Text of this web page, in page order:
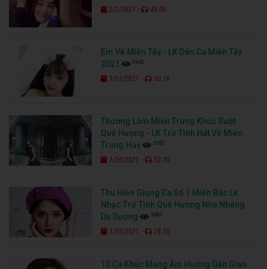
2/2/2021 - 43:00
Em Về Miền Tây - LK Dân Ca Miền Tây
2021
3442
1/31/2021 - 50:16
Thương Lắm Miền Trung Khúc Ruột
Quê Hương - LK Trữ Tình Hát Về Miền
Trung Hay
3392
1/26/2021 - 52:39
Thu Hiền Giọng Ca Số 1 Miền Bắc Lk
Nhạc Trữ Tình Quê Hương Nhẹ Nhàng
Du Dương
3480
1/25/2021 - 28:55
10 Ca Khúc Mang Âm Hưởng Dân Gian